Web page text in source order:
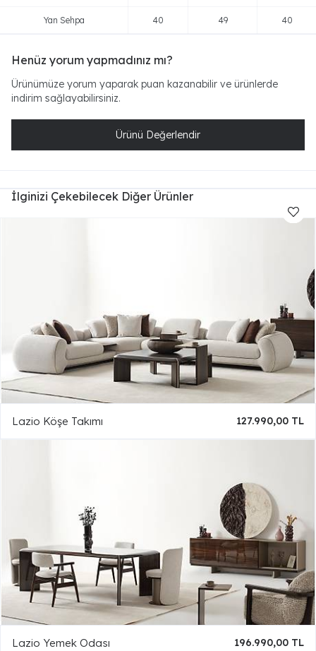
Yan Sehpa 40 49 40
Henüz yorum yapmadınız mı?
Ürünümüze yorum yaparak puan kazanabilir ve ürünlerde
indirim sağlayabilirsiniz.
Ürünü Değerlendir
İlginizi Çekebilecek Diğer Ürünler
Lazio Köşe Takımı 127.990,00 TL
Lazio Yemek Odası 196.990,00 TL